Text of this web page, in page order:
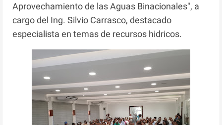
Aprovechamiento de las Aguas Binacionales", a
cargo del Ing. Silvio Carrasco, destacado
especialista en temas de recursos hidricos.